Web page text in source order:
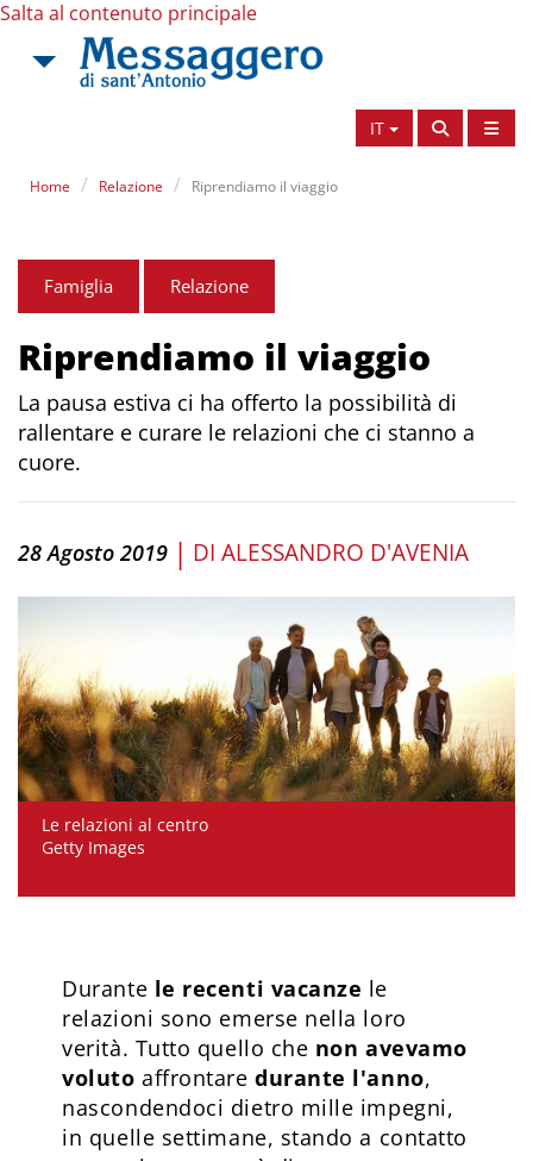
Salta al contenuto principale
IT
Home Relazione Riprendiamo il viaggio
Famiglia Relazione
Riprendiamo il viaggio
La pausa estiva ci ha offerto la possibilità di
rallentare e curare le relazioni che ci stanno a
cuore.
28 Agosto 2019 | DI ALESSANDRO D'AVENIA
Le relazioni al centro
Getty Images
Durante le recenti vacanze le
relazioni sono emerse nella loro
verità. Tutto quello che non avevamo
voluto affrontaredurante l'anno,
nascondendoci dietro mille impegni,
in quelle settimane, stando a contatto